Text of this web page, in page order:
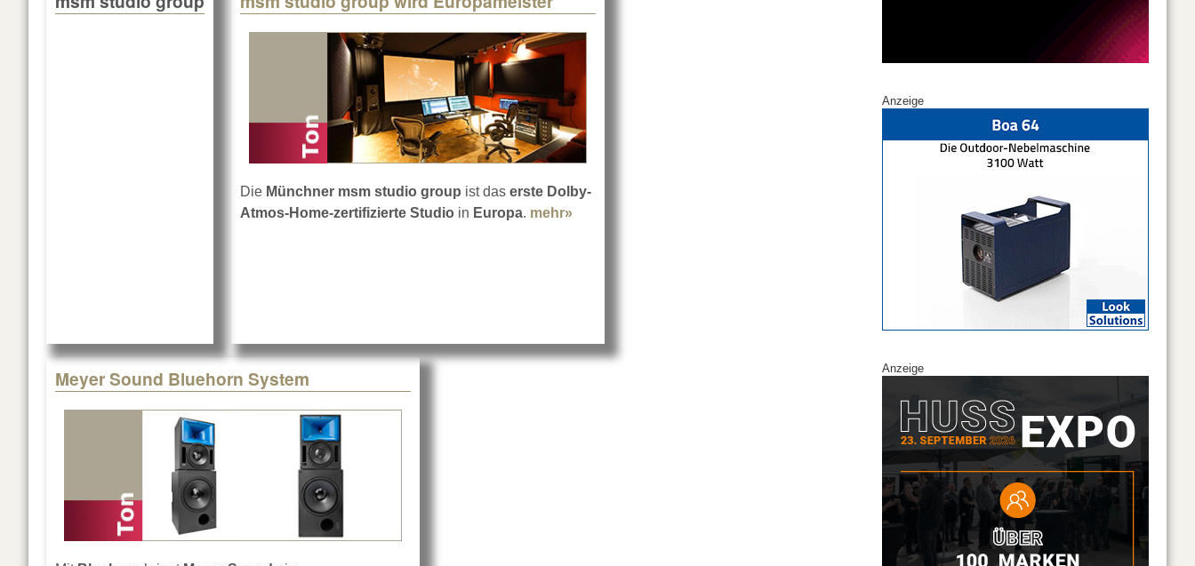
Die Münchner msm studio group ist das erste Dolby-
Atmos-Home-zertifizierte Studio in Europa. mehr»
Meyer Sound Bluehorn System
Anzeige
Anzeige